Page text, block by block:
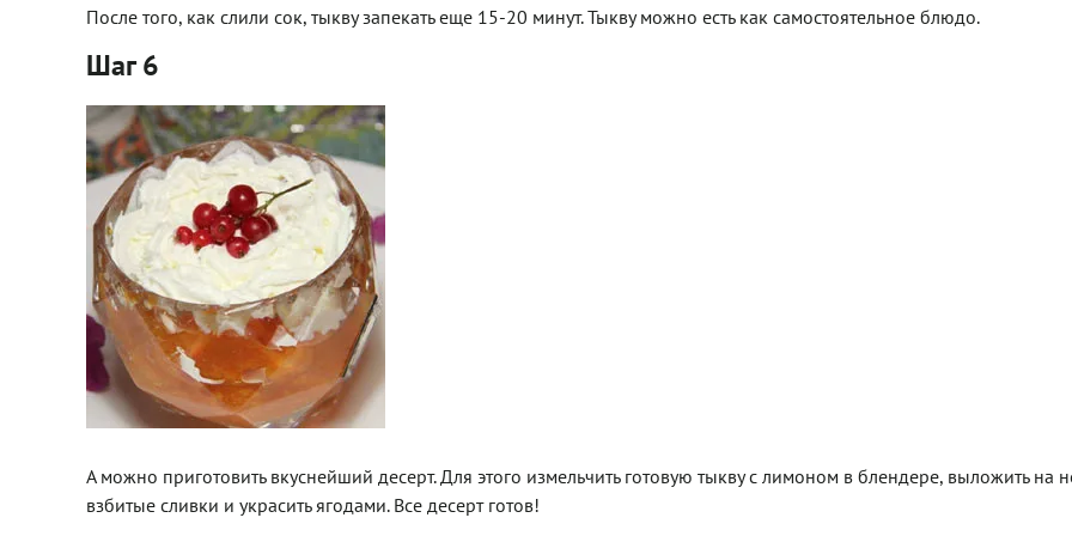
После того, как слили сок, тыкву запекать еще 15-20 минут. Тыкву можно есть как самостоятельное блюдо.
Шаг 6
А можно приготовить вкуснейший десерт. Для этого измельчить готовую тыкву с лимоном в блендере, выложить на
взбитые сливки и украсить ягодами. Все десерт готов!